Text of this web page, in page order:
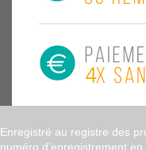
Enregistré au registre des
numéro d’enregistrement